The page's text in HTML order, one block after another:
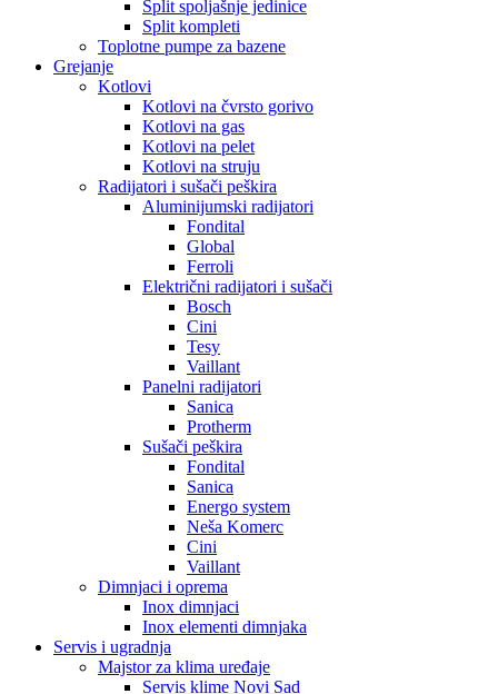
Split spoljašnje jedinice
Split kompleti
Toplotne pumpe za bazene
Grejanje
Kotlovi
Kotlovi na čvrsto gorivo
Kotlovi na gas
Kotlovi na pelet
Kotlovi na struju
Radijatori i sušači peškira
Aluminijumski radijatori
Fondital
Global
Ferroli
Električni radijatori i sušači
Bosch
Cini
Tesy
Vaillant
Panelni radijatori
Sanica
Protherm
Sušači peškira
Fondital
Sanica
Energo system
Neša Komerc
Cini
Vaillant
Dimnjaci i oprema
Inox dimnjaci
Inox elementi dimnjaka
Servis i ugradnja
Majstor za klima uređaje
Servis klime Novi Sad